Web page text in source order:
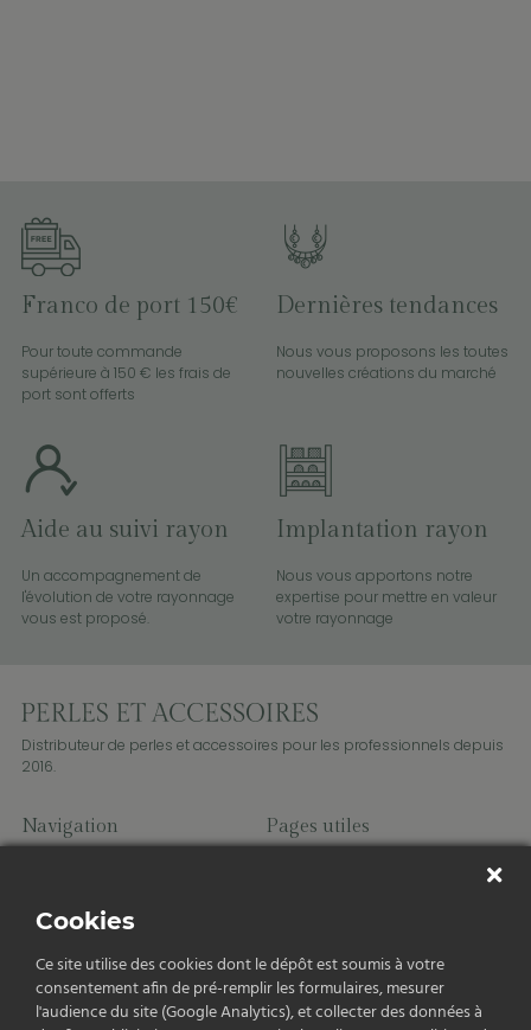
Franco de port 150€
Pour toute commande
supérieure à 150 € les frais de
port sont offerts
Dernières tendances
Nous vous proposons les toutes
nouvelles créations du marché
Aide au suivi rayon
Un accompagnement de
l'évolution de votre rayonnage
vous est proposé.
Implantation rayon
Nous vous apportons notre
expertise pour mettre en valeur
votre rayonnage
Distributeur de perles et accessoires pour les professionnels depuis
2016.
Navigation
Fils et cordons
Accessoires
Apprêts
Pages utiles
Contact
Cookies
Ce site utilise des cookies dont le dépôt est soumis à votre
consentement afin de pré-remplir les formulaires, mesurer
l'audience du site (Google Analytics), et collecter des données à